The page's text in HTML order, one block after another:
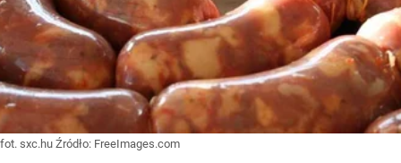
fot. sxc.hu Źródło: FreeImages.com